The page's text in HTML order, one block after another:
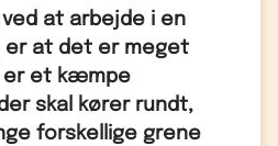
ved at arbejde i en
er at det er meget
er et kæmpe
skal kører rundt,
forskellige grene